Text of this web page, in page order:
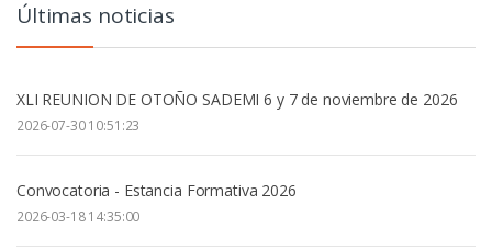
Últimas noticias
XLI REUNION DE OTOÑO SADEMI 6 y 7 de noviembre de 2026
2026-07-30 10:51:23
Convocatoria - Estancia Formativa 2026
2026-03-18 14:35:00